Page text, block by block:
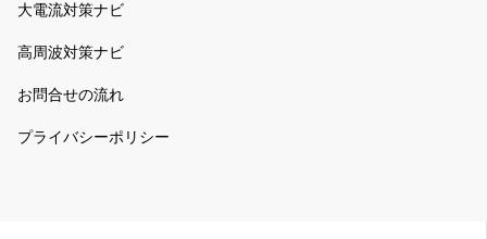
大電流対策ナビ
高周波対策ナビ
お問合せの流れ
プライバシーポリシー